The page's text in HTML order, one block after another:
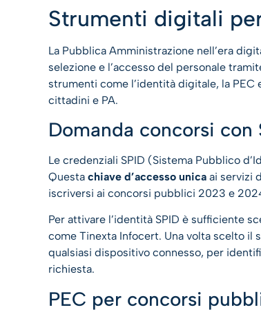
Strumenti digitali
La Pubblica Amministrazione nell’era
selezione e l’accesso del personale
strumenti come l’identità digitale, la PEC
cittadini e PA.
Domanda concorsi con
Le credenziali SPID (Sistema Pubblico
Questa chiave d’accesso unica ai servizi
iscriversi ai concorsi pubblici 2023 e
Per attivare l’identità SPID è sufficiente
come Tinexta Infocert. Una volta scelto il
qualsiasi dispositivo connesso, per
richiesta.
PEC per concorsi